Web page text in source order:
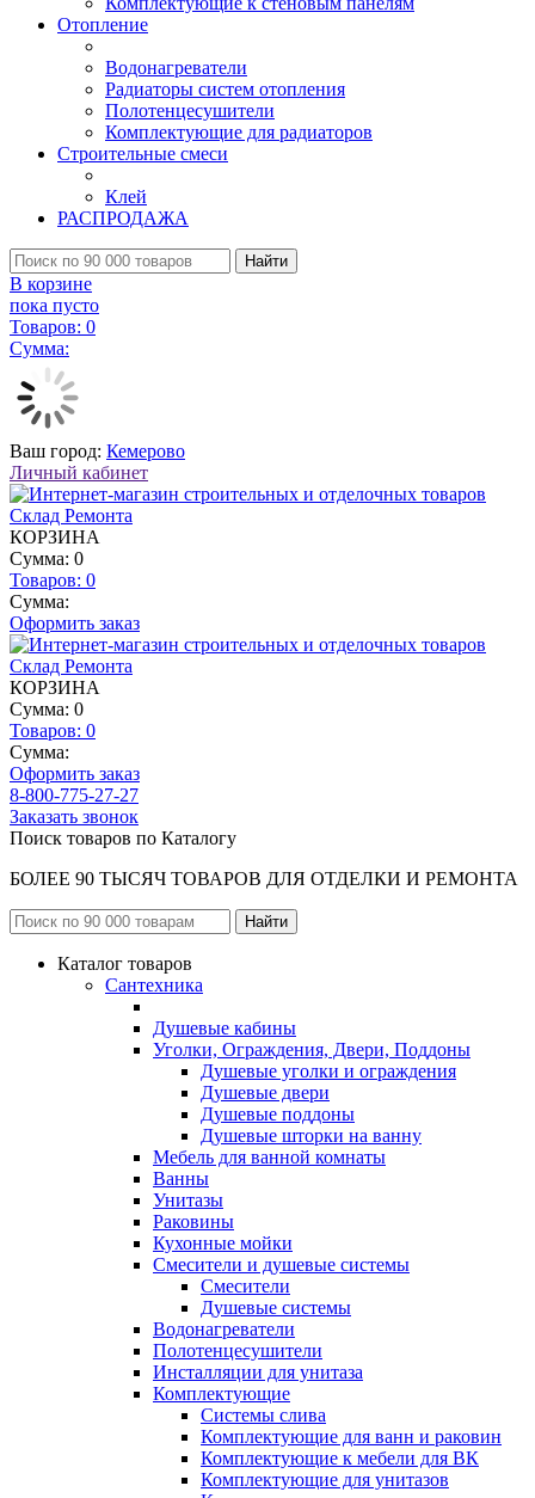
Отопление
Водонагреватели
Радиаторы систем отопления
Полотенцесушители
Комплектующие для радиаторов
Строительные смеси
Клей
РАСПРОДАЖА
Найти
В корзине
пока пусто
Товаров: 0
Сумма:
Ваш город: Кемерово
Личный кабинет
КОРЗИНА
Сумма: 0
Товаров: 0
Сумма:
Оформить заказ
КОРЗИНА
Сумма: 0
Товаров: 0
Сумма:
Оформить заказ
8-800-775-27-27
Заказать звонок
Поиск товаров по Каталогу
БОЛЕЕ 90 ТЫСЯЧ ТОВАРОВ ДЛЯ ОТДЕЛКИ И РЕМОНТА
Каталог товаров
Сантехника
Душевые кабины
Уголки, Ограждения, Двери, Поддоны
Душевые уголки и ограждения
Душевые двери
Душевые поддоны
Душевые шторки на ванну
Мебель для ванной комнаты
Ванны
Унитазы
Раковины
Кухонные мойки
Смесители и душевые системы
Смесители
Душевые системы
Водонагреватели
Полотенцесушители
Инсталляции для унитаза
Комплектующие
Системы слива
Комплектующие для ванн и раковин
Комплектующие к мебели для ВК
Комплектующие для унитазов